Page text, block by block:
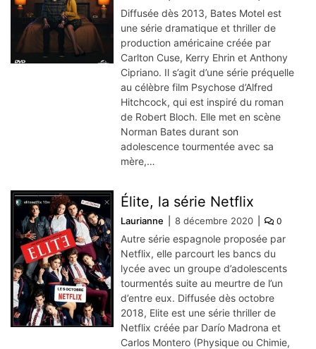
Diffusée dès 2013, Bates Motel est
une série dramatique et thriller de
production américaine créée par
Carlton Cuse, Kerry Ehrin et Anthony
Cipriano. Il s’agit d’une série préquelle
au célèbre film Psychose d’Alfred
Hitchcock, qui est inspiré du roman
de Robert Bloch. Elle met en scène
Norman Bates durant son
adolescence tourmentée avec sa
mère,…
Élite, la série Netflix
Laurianne 8 décembre 2020 0
Autre série espagnole proposée par
Netflix, elle parcourt les bancs du
lycée avec un groupe d’adolescents
tourmentés suite au meurtre de l’un
d’entre eux. Diffusée dès octobre
2018, Elite est une série thriller de
Netflix créée par Darío Madrona et
Carlos Montero (Physique ou Chimie,